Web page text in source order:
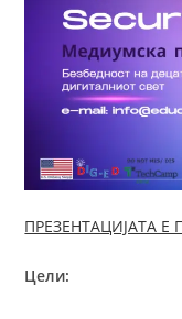
ПРЕЗЕНТАЦИЈАТА Е
Цели: